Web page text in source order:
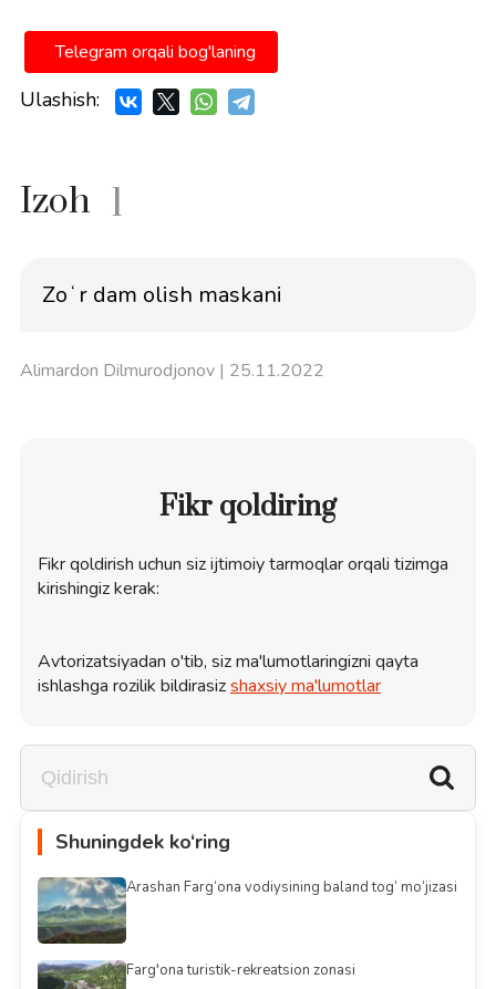
Telegram orqali bog'laning
Ulashish:
Izoh 1
Zoʻr dam olish maskani
Alimardon Dilmurodjonov| 25.11.2022
Fikr qoldiring
Fikr qoldirish uchun siz ijtimoiy tarmoqlar orqali tizimga
kirishingiz kerak:
Avtorizatsiyadan o'tib, siz ma'lumotlaringizni qayta
ishlashga rozilik bildirasizshaxsiy ma'lumotlar
Shuningdek ko‘ring
Arashan Farg‘ona vodiysining baland tog‘ mo‘jizasi
Farg'ona turistik-rekreatsion zonasi